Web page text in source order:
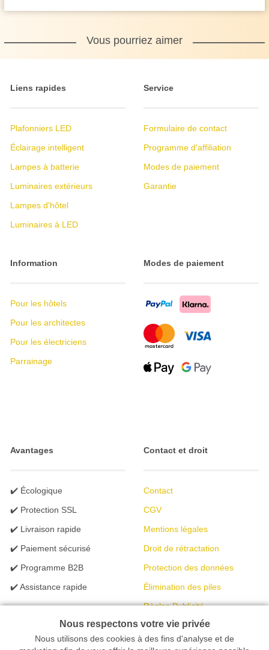
Vous pourriez aimer
Liens rapides
Plafonniers LED
Éclairage intelligent
Lampes à batterie
Luminaires extérieurs
Lampes d'hôtel
Luminaires à LED
Service
Formulaire de contact
Programme d'affiliation
Modes de paiement
Garantie
Information
Pour les hôtels
Pour les architectes
Pour les électriciens
Parrainage
Modes de paiement
Avantages
✔️ Écologique
✔️ Protection SSL
✔️ Livraison rapide
✔️ Paiement sécurisé
✔️ Programme B2B
✔️ Assistance rapide
Contact et droit
Contact
CGV
Mentions légales
Droit de rétractation
Protection des données
Élimination des piles
Règles Publicité
Nous respectons votre vie privée
Nous utilisons des cookies à des fins d'analyse et de